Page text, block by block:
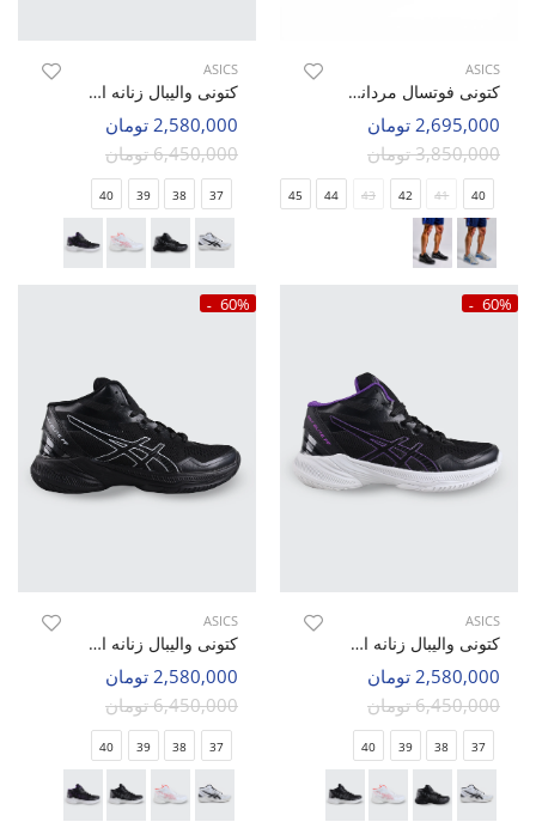
ASICS
کتونی فوتسال مردانه اسیکس Asics Asics Upcourt M
2,695,000 تومان
3,850,000 تومان
40
41
42
43
44
45
ASICS
کتونی والیبال زنانه اسیکس Asics Sky Elite 2 W
2,580,000 تومان
6,450,000 تومان
37
38
39
40
60%
ASICS
کتونی والیبال زنانه اسیکس Asics Sky Elite 2 W
2,580,000 تومان
6,450,000 تومان
37
38
39
40
60%
ASICS
کتونی والیبال زنانه اسیکس Asics Sky Elite 2 W
2,580,000 تومان
6,450,000 تومان
37
38
39
40